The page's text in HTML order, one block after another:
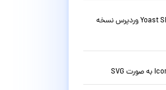
افزونه فارسی سئو Yoast SEO Premium وردپرس نسخه